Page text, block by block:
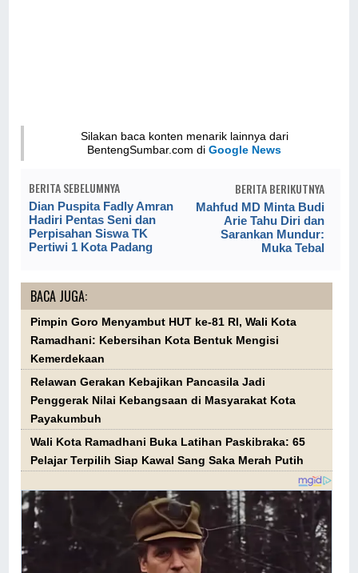
Silakan baca konten menarik lainnya dari
BentengSumbar.com diGoogle News
BERITA SEBELUMNYA
Dian Puspita Fadly Amran
Hadiri Pentas Seni dan
Perpisahan Siswa TK
Pertiwi 1 Kota Padang
BERITA BERIKUTNYA
Mahfud MD Minta Budi
Arie Tahu Diri dan
Sarankan Mundur:
Muka Tebal
BACA JUGA:
Pimpin Goro Menyambut HUT ke-81 RI, Wali Kota
Ramadhani: Kebersihan Kota Bentuk Mengisi
Kemerdekaan
Relawan Gerakan Kebajikan Pancasila Jadi
Penggerak Nilai Kebangsaan di Masyarakat Kota
Payakumbuh
Wali Kota Ramadhani Buka Latihan Paskibraka: 65
Pelajar Terpilih Siap Kawal Sang Saka Merah Putih